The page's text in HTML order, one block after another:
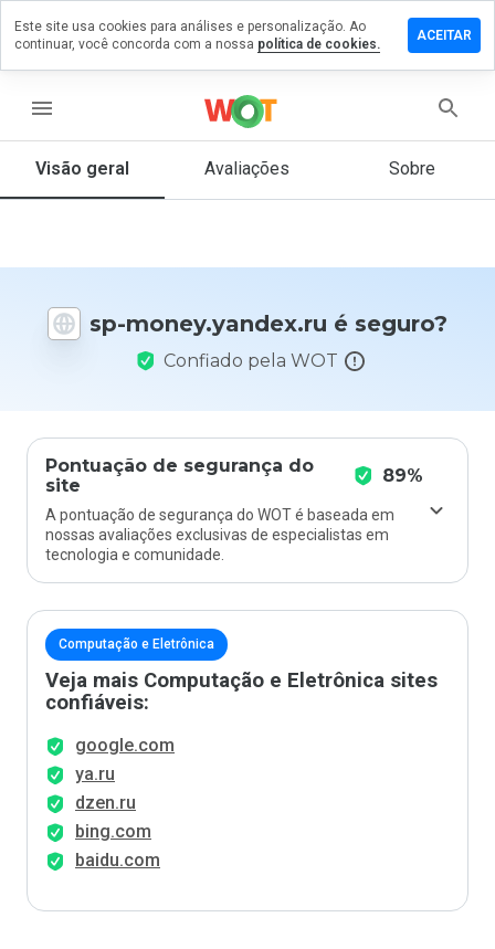
menu
Visão geral Avaliações Sobre
sp-money.yandex.ru é seguro?
Confiado pela WOT
Pontuação de segurança do
site
89%
A pontuação de segurança do WOT é baseada em
nossas avaliações exclusivas de especialistas em
tecnologia e comunidade.
Computação e Eletrônica
Veja mais Computação e Eletrônica sites
confiáveis:
google.com
ya.ru
dzen.ru
bing.com
baidu.com
um
em
que
você
daria
Este site usa cookies para análises e personalização. Ao
continuar, você concorda com a nossa política de cookies.
ACEITAR